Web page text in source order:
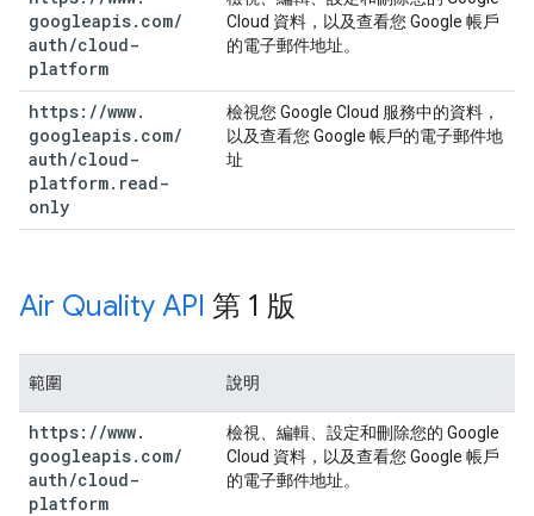
googleapis. com/
auth/cloud-
platform
Cloud 資料，以及查看您 Google 帳戶
的電子郵件地址。
https: //www.
googleapis. com/
auth/cloud-
platform. read-
only
檢視您 Google Cloud 服務中的資料，
以及查看您 Google 帳戶的電子郵件地
址
Air Quality API 第 1 版
範圍 說明
https: //www.
googleapis. com/
auth/cloud-
platform
檢視、編輯、設定和刪除您的 Google
Cloud 資料，以及查看您 Google 帳戶
的電子郵件地址。